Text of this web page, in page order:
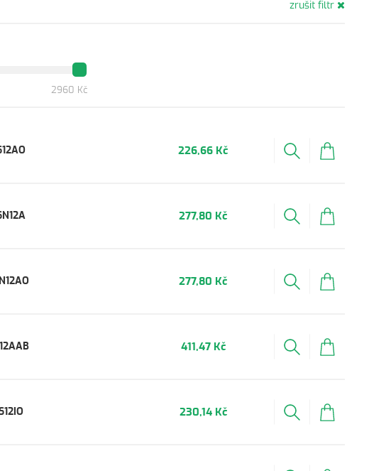
zrušit filtr
2960 Kč
226,66 Kč
277,80 Kč
277,80 Kč
411,47 Kč
230,14 Kč